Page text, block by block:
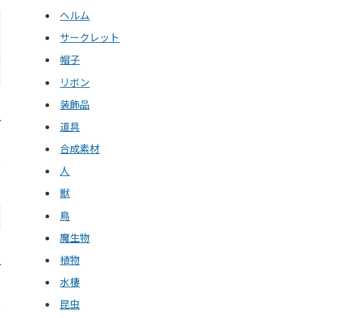
ヘルム
サークレット
帽子
リボン
装飾品
道具
合成素材
人
獣
鳥
魔生物
植物
水棲
昆虫